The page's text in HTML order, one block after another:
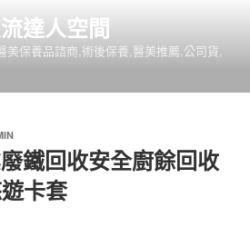
達人空間
美保養品諮商,術後保養,醫美推薦,公司貨,
鐵回收安全廚餘回收
卡套